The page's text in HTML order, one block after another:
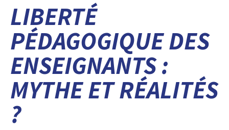
LIBERTÉ
PÉDAGOGIQUE DES
ENSEIGNANTS :
MYTHE ET RÉALITÉS
?